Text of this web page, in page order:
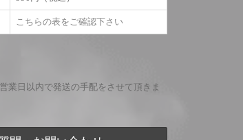
こちらの表をご確認下さい
業日以内で発送の手配をさせて頂きま